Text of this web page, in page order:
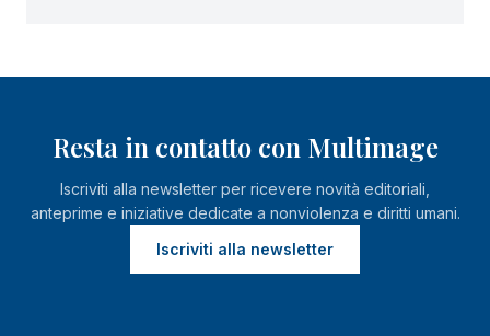
Resta in contatto con Multimage
Iscriviti alla newsletter per ricevere novità editoriali,
anteprime e iniziative dedicate a nonviolenza e diritti umani.
Iscriviti alla newsletter